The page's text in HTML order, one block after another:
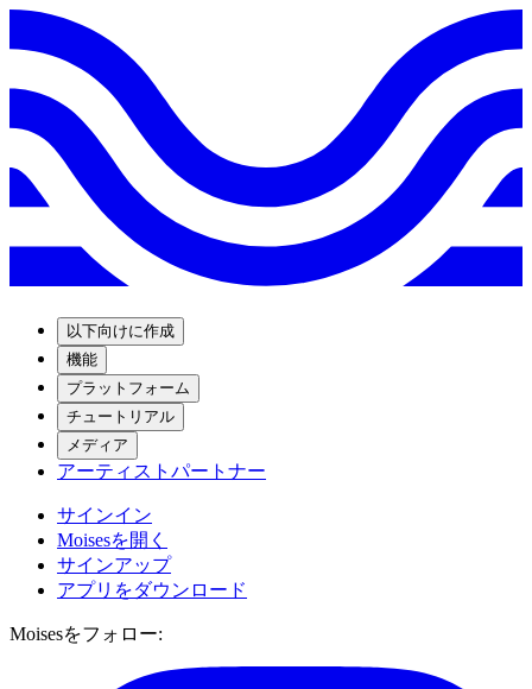
以下向けに作成
機能
プラットフォーム
チュートリアル
メディア
アーティストパートナー
サインイン
Moisesを開く
サインアップ
アプリをダウンロード
Moisesをフォロー: